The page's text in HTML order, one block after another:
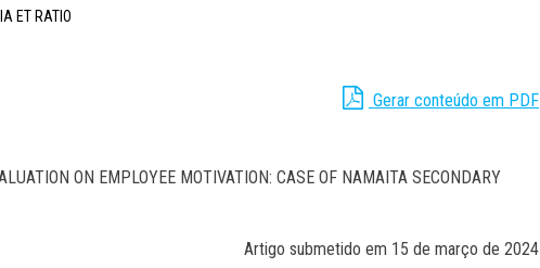
ET RATIO
Gerar conteúdo em PDF
ON EMPLOYEE MOTIVATION: CASE OF NAMAITA SECONDARY
Artigo submetido em 15 de março de 2024